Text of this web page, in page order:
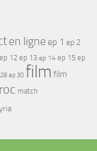
en ligne ep 1 ep 2
ep 12 ep 13 ep 14 ep 15 ep
ep 30 film film
match